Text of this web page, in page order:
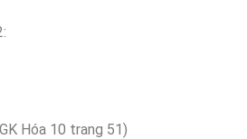
Hóa 10 trang 51)